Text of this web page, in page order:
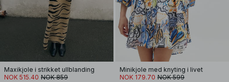
Maxikjole i strikket ullblanding
NOK 515.40 NOK 859
Minikjole med knyting i livet
NOK 179.70 NOK 599